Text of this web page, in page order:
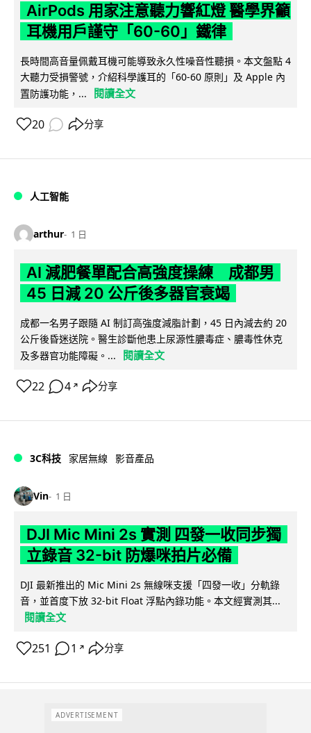
AirPods 用家注意聽力響紅燈 醫學界籲
耳機用戶謹守「60-60」鐵律
長時間高音量佩戴耳機可能導致永久性噪音性聽損。本文盤點 4
大聽力受損警號，介紹科學護耳的「60-60 原則」及 Apple 內
置防護功能，...
閱讀全文
20 分享
人工智能
arthur 1 日
AI 減肥餐單配合高強度操練 成都男
45 日減 20 公斤後多器官衰竭
成都一名男子跟隨 AI 制訂高強度減脂計劃，45 日內減去約 20
公斤後昏迷送院。醫生診斷他患上尿源性膿毒症、膿毒性休克
及多器官功能障礙。...
閱讀全文
22 4 ↗ 分享
3C科技 家居無線 影音產品
Vin 1 日
DJI Mic Mini 2s 實測 四發一收同步獨
立錄音 32-bit 防爆咪拍片必備
DJI 最新推出的 Mic Mini 2s 無線咪支援「四發一收」分軌錄
音，並首度下放 32-bit Float 浮點內錄功能。本文經實測其...
閱讀全文
251 1 ↗ 分享
ADVERTISEMENT